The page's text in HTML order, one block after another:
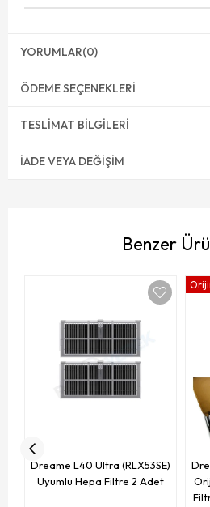
YORUMLAR(0)
ÖDEME SEÇENEKLERI
TESLIMAT BILGILERI
İADE VEYA DEĞIŞIM
Benzer
Dreame L40 Ultra (RLX53SE)
Uyumlu Hepa Filtre 2 Adet